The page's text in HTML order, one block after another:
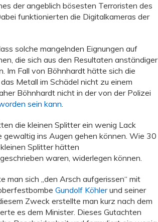
der angeblich bösesten Terroristen des
funktionierten die Digitalkameras der
solche mangelnden Eignungen auf
die sich aus den Resultaten anständiger
Im Fall von Böhnhardt hätte sich die
Metall im Schädel nicht zu einem
Böhnhardt nicht in der von der Polizei
sein kann.
die kleinen Splitter ein wenig Lack
ins Augen gehen können. Wie 30
Splitter hätten
waren, widerlegen können.
man sich „den Arsch aufgerissen“ mit
Gundolf Köhlerund seiner
Zweck erstellte man kurz nach dem
es dem Minister. Dieses Gutachten